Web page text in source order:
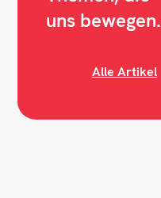
uns bewegen.
Alle Artikel